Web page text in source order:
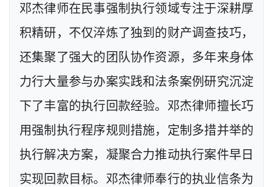
邓杰律师在民事强制执行领域专注于深耕厚
积精研，不仅淬炼了独到的财产调查技巧，
还集聚了强大的团队协作资源，多年来身体
力行大量参与办案实践和法条案例研究沉淀
下了丰富的执行回款经验。邓杰律师擅长巧
用强制执行程序规则措施，定制多措并举的
执行解决方案，凝聚合力推动执行案件早日
实现回款目标。邓杰律师奉行的执业信条为